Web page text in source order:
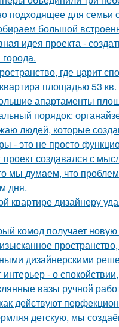
подходящее для семьи
большой
идея проекта -
где царит
площадью 53 кв.
апартаменты
порядок:
людей, которые
- это не просто
проект создавался с
мы думаем, что
дня.
квартире дизайнеру
комод получает новую
дизайнерскими
интерьер - о
вазы ручной
действуют
детскую, мы